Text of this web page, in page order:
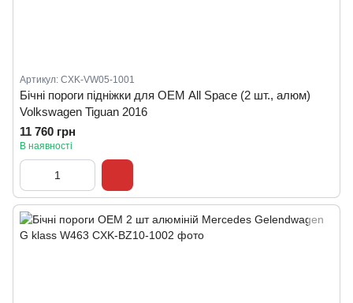
Артикул: CXK-VW05-1001
Бічні пороги підніжки для ОЕМ All Space (2 шт., алюм)
Volkswagen Tiguan 2016
11 760 грн
В наявності